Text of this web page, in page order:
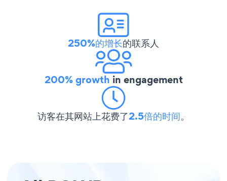
250%的增长的联系人
200% growth in engagement
访客在其网站上花费了2.5倍的时间。